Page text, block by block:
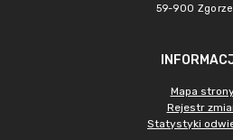
59-900
Mapa
Rejestr
Statystyki